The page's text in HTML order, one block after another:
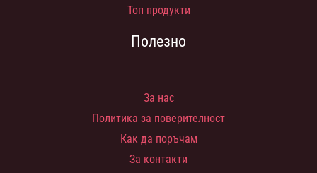
Топ продукти
Полезно
За нас
Политика за поверителност
Как да поръчам
За контакти